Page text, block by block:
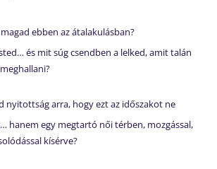
ebben az átalakulásban?
és mit súg csendben a lelked, amit talán
nyitottság arra, hogy ezt az időszakot ne
hanem egy megtartó női térben, mozgással,
kísérve?